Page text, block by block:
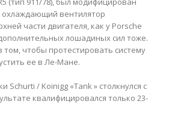
вентилятор
части двигателя, как у Porsche
лошадиных сил тоже.
том, чтобы протестировать систему
ее в Ле-Мане.
Schurti / Koinigg «Tank » столкнулся с
квалифицировался только 23-